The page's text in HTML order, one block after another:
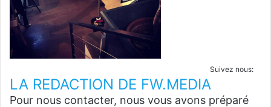
Suivez nous:
LA REDACTION DE FW.MEDIA
Pour nous contacter, nous vous avons préparé